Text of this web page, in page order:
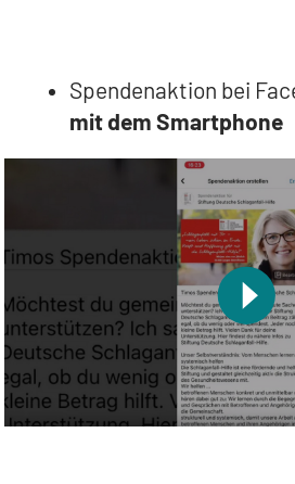
Spendenaktion bei
mit dem Smartphone